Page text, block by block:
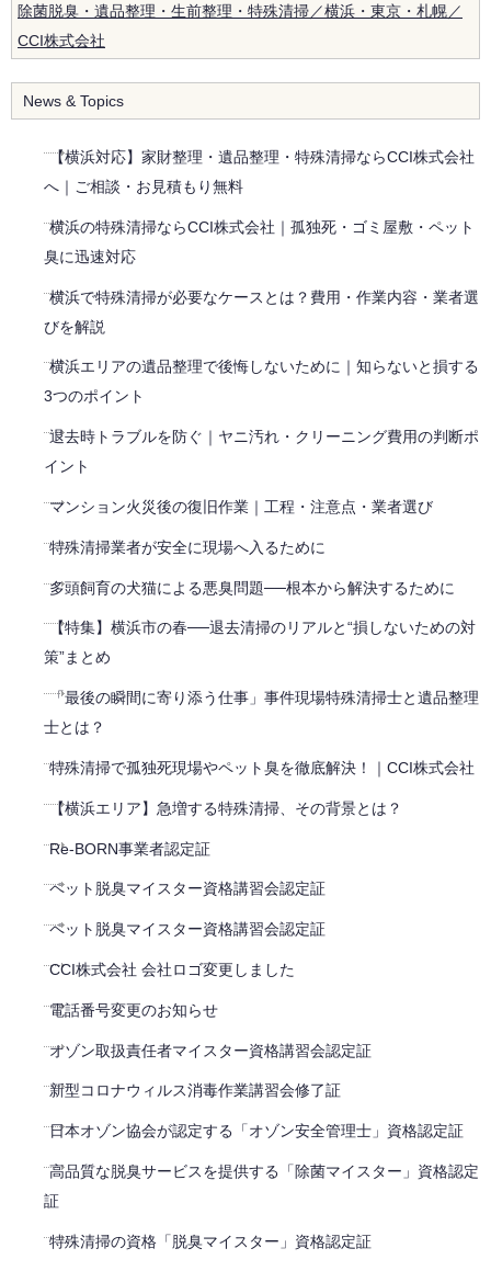
除菌脱臭・遺品整理・生前整理・特殊清掃／横浜・東京・札幌／
CCI株式会社
News & Topics
【横浜対応】家財整理・遺品整理・特殊清掃ならCCI株式会社
へ｜ご相談・お見積もり無料
横浜の特殊清掃ならCCI株式会社｜孤独死・ゴミ屋敷・ペット
臭に迅速対応
横浜で特殊清掃が必要なケースとは？費用・作業内容・業者選
びを解説
横浜エリアの遺品整理で後悔しないために｜知らないと損する
3つのポイント
退去時トラブルを防ぐ｜ヤニ汚れ・クリーニング費用の判断ポ
イント
マンション火災後の復旧作業｜工程・注意点・業者選び
特殊清掃業者が安全に現場へ入るために
多頭飼育の犬猫による悪臭問題──根本から解決するために
【特集】横浜市の春──退去清掃のリアルと“損しないための対
策”まとめ
「最後の瞬間に寄り添う仕事」事件現場特殊清掃士と遺品整理
士とは？
特殊清掃で孤独死現場やペット臭を徹底解決！｜CCI株式会社
【横浜エリア】急増する特殊清掃、その背景とは？
Re-BORN事業者認定証
ペット脱臭マイスター資格講習会認定証
ペット脱臭マイスター資格講習会認定証
CCI株式会社 会社ロゴ変更しました
電話番号変更のお知らせ
オゾン取扱責任者マイスター資格講習会認定証
新型コロナウィルス消毒作業講習会修了証
日本オゾン協会が認定する「オゾン安全管理士」資格認定証
高品質な脱臭サービスを提供する「除菌マイスター」資格認定
証
特殊清掃の資格「脱臭マイスター」資格認定証